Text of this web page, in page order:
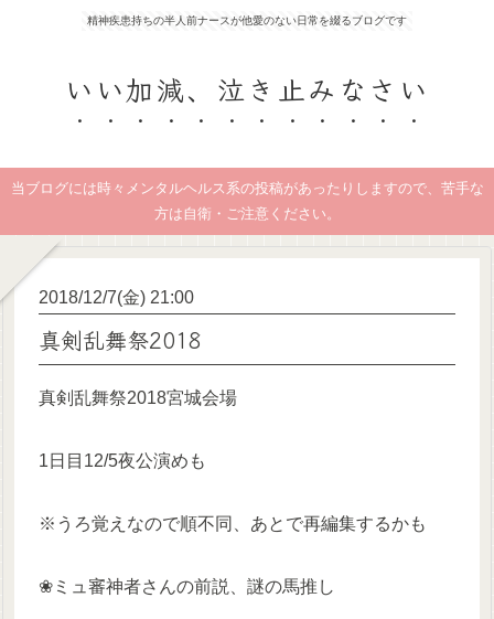
精神疾患持ちの半人前ナースが他愛のない日常を綴るブログです
いい加減、泣き止みなさい
当ブログには時々メンタルヘルス系の投稿があったりしますので、苦手な
方は自衛・ご注意ください。
2018/12/7(金) 21:00
真剣乱舞祭2018
真剣乱舞祭2018宮城会場
1日目12/5夜公演めも
※うろ覚えなので順不同、あとで再編集するかも
❀ミュ審神者さんの前説、謎の馬推し